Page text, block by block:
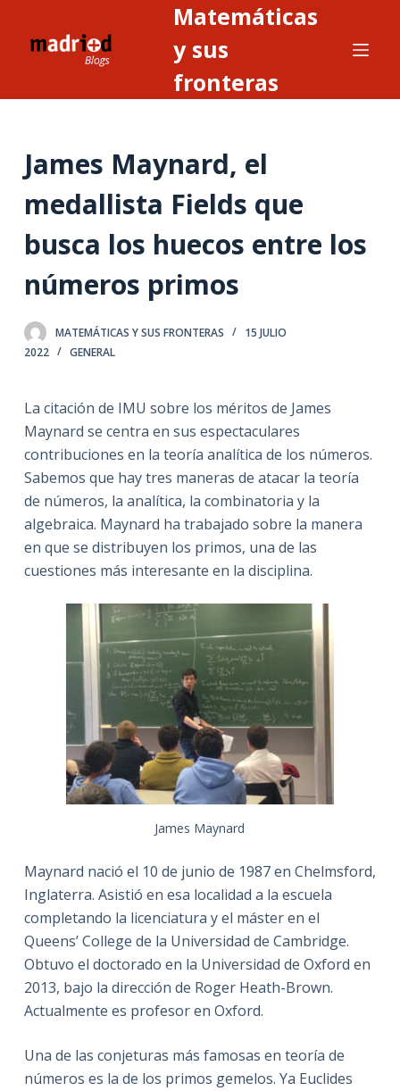
o
n
n
Matemáticas
y sus
fronteras
James Maynard, el
medallista Fields que
busca los huecos entre los
números primos
MATEMÁTICAS Y SUS FRONTERAS
15 JULIO
2022
GENERAL
La citación de IMU sobre los méritos de James
Maynard se centra en sus espectaculares
contribuciones en la teoría analítica de los números.
Sabemos que hay tres maneras de atacar la teoría
de números, la analítica, la combinatoria y la
algebraica. Maynard ha trabajado sobre la manera
en que se distribuyen los primos, una de las
cuestiones más interesante en la disciplina.
James Maynard
Maynard nació el 10 de junio de 1987 en Chelmsford,
Inglaterra. Asistió en esa localidad a la escuela
completando la licenciatura y el máster en el
Queens’ College de la Universidad de Cambridge.
Obtuvo el doctorado en la Universidad de Oxford en
2013, bajo la dirección de Roger Heath-Brown.
Actualmente es profesor en Oxford.
Una de las conjeturas más famosas en teoría de
números es la de los primos gemelos. Ya Euclides